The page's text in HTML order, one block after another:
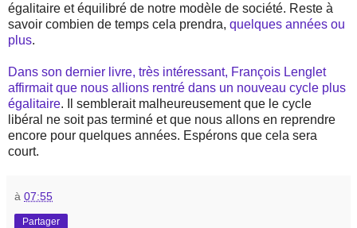
égalitaire et équilibré de notre modèle de société. Reste à
savoir combien de temps cela prendra, quelques années ou
plus.
Dans son dernier livre, très intéressant, François Lenglet
affirmait que nous allions rentré dans un nouveau cycle plus
égalitaire. Il semblerait malheureusement que le cycle
libéral ne soit pas terminé et que nous allons en reprendre
encore pour quelques années. Espérons que cela sera
court.
à 07:55
Partager